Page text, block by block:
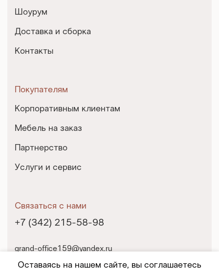
Шоурум
Доставка и сборка
Контакты
Покупателям
Корпоративным клиентам
Мебель на заказ
Партнерство
Услуги и сервис
Связаться с нами
+7 (342) 215-58-98
grand-office159@yandex.ru
г. Пермь, ул. Екатерининская, 10
Оставаясь на нашем сайте, вы соглашаетесь